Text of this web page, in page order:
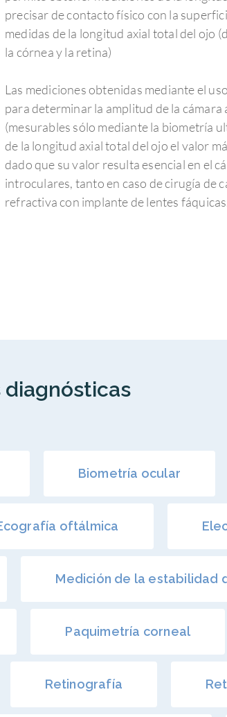
precisar de contacto físico con la
medidas de la longitud axial total del ojo
la córnea y la retina)
Las mediciones obtenidas mediante el
para determinar la amplitud de la
(mesurables sólo mediante la biometría
de la longitud axial total del ojo el valor
dado que su valor resulta esencial en el
introculares, tanto en caso de cirugía de
refractiva con implante de lentes
diagnósticas
Biometría ocular
oftálmica
Medición de la estabilidad
Paquimetría corneal
Retinografía